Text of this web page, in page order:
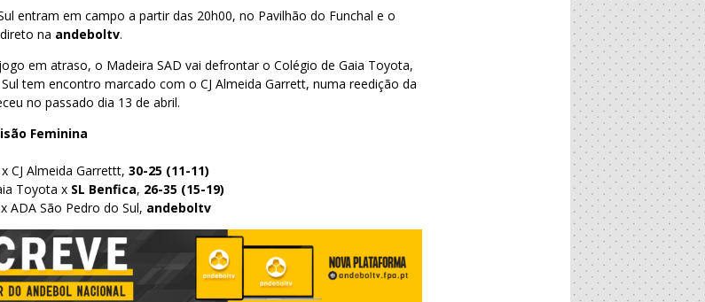
entram em campo a partir das 20h00, no Pavilhão do Funchal e o
na andeboltv.
em atraso, o Madeira SAD vai defrontar o Colégio de Gaia Toyota,
tem encontro marcado com o CJ Almeida Garrett, numa reedição da
no passado dia 13 de abril.
Feminina
x CJ Almeida Garrettt,30-25 (11-11)
Toyota x SL Benfica, 26-35 (15-19)
ADA São Pedro do Sul, andeboltv